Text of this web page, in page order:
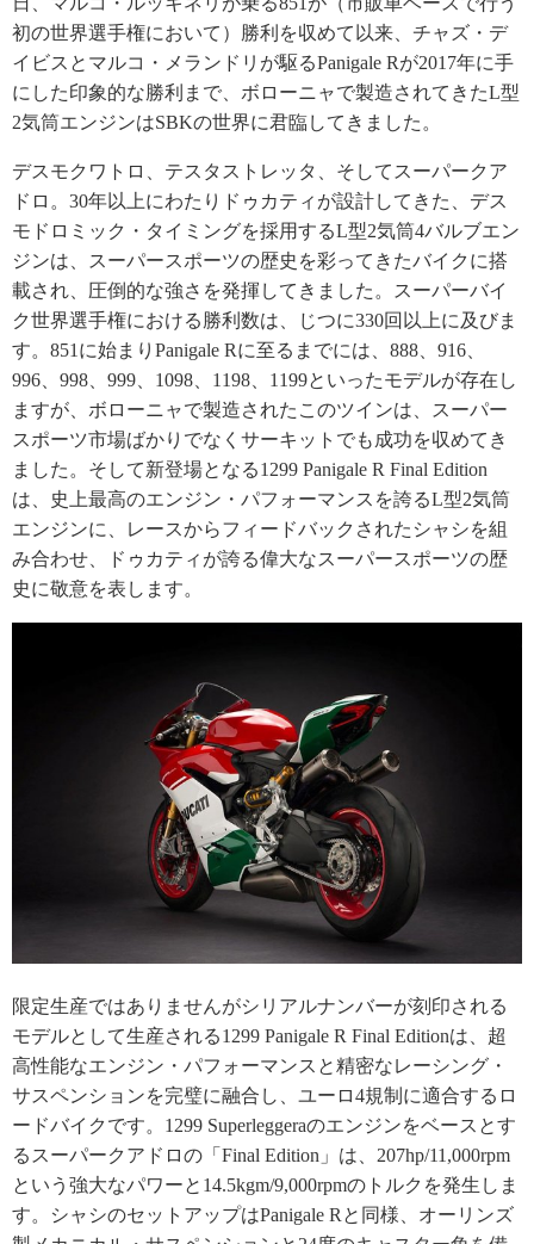
初の世界選手権において）勝利を収めて以来、チャズ・デ
イビスとマルコ・メランドリが駆るPanigale Rが2017年に手
にした印象的な勝利まで、ボローニャで製造されてきたL型
2気筒エンジンはSBKの世界に君臨してきました。
デスモクワトロ、テスタストレッタ、そしてスーパークア
ドロ。30年以上にわたりドゥカティが設計してきた、デス
モドロミック・タイミングを採用するL型2気筒4バルブエン
ジンは、スーパースポーツの歴史を彩ってきたバイクに搭
載され、圧倒的な強さを発揮してきました。スーパーバイ
ク世界選手権における勝利数は、じつに330回以上に及びま
す。851に始まりPanigale Rに至るまでには、888、916、
996、998、999、1098、1198、1199といったモデルが存在し
ますが、ボローニャで製造されたこのツインは、スーパー
スポーツ市場ばかりでなくサーキットでも成功を収めてき
ました。そして新登場となる1299 Panigale R Final Edition
は、史上最高のエンジン・パフォーマンスを誇るL型2気筒
エンジンに、レースからフィードバックされたシャシを組
み合わせ、ドゥカティが誇る偉大なスーパースポーツの歴
史に敬意を表します。
限定生産ではありませんがシリアルナンバーが刻印される
モデルとして生産される1299 Panigale R Final Editionは、超
高性能なエンジン・パフォーマンスと精密なレーシング・
サスペンションを完璧に融合し、ユーロ4規制に適合するロ
ードバイクです。1299 Superleggeraのエンジンをベースとす
るスーパークアドロの「Final Edition」は、207hp/11,000rpm
という強大なパワーと14.5kgm/9,000rpmのトルクを発生しま
す。シャシのセットアップはPanigale Rと同様、オーリンズ